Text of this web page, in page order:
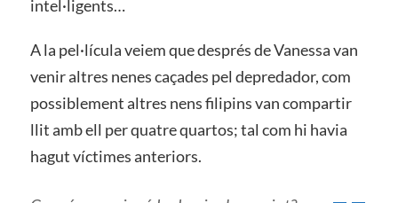
intel·ligents…
A la pel·lícula veiem que després de Vanessa van
venir altres nenes caçades pel depredador, com
possiblement altres nens filipins van compartir
llit amb ell per quatre quartos; tal com hi havia
hagut víctimes anteriors.